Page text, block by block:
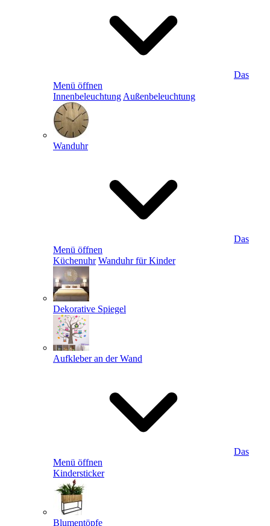
Das
Menü öffnen
Innenbeleuchtung Außenbeleuchtung
Wanduhr
Das
Menü öffnen
Küchenuhr Wanduhr für Kinder
Dekorative Spiegel
Aufkleber an der Wand
Das
Menü öffnen
Kindersticker
Blumentöpfe